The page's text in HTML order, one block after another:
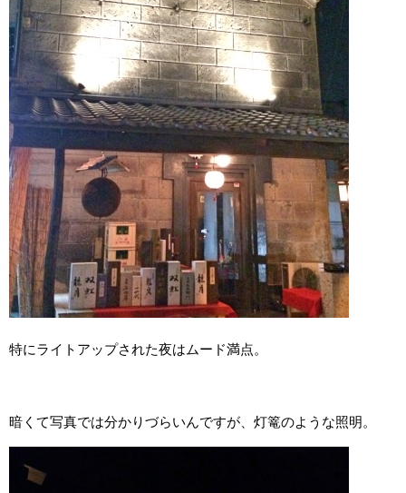
特にライトアップされた夜はムード満点。
暗くて写真では分かりづらいんですが、灯篭のような照明。